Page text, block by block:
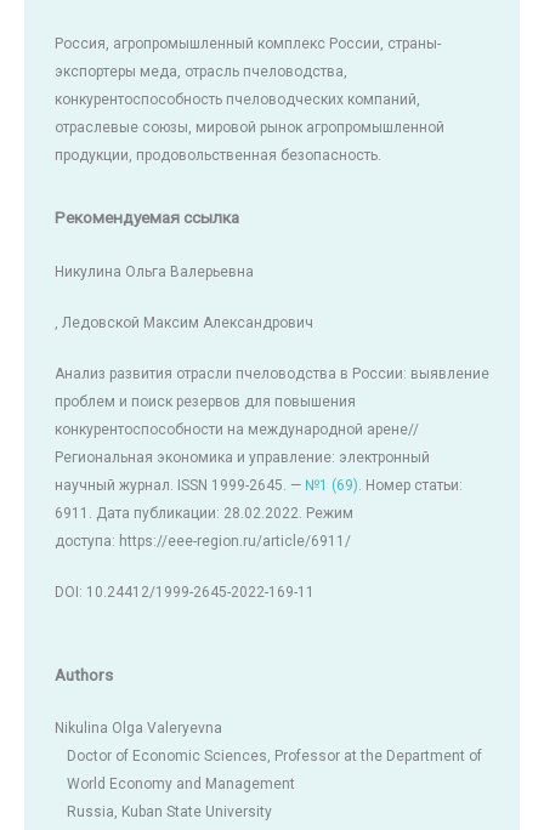
Россия, агропромышленный комплекс России, страны-
экспортеры меда, отрасль пчеловодства,
конкурентоспособность пчеловодческих компаний,
отраслевые союзы, мировой рынок агропромышленной
продукции, продовольственная безопасность.
Рекомендуемая ссылка
Никулина Ольга Валерьевна
, Ледовской Максим Александрович
Анализ развития отрасли пчеловодства в России: выявление
проблем и поиск резервов для повышения
конкурентоспособности на международной арене//
Региональная экономика и управление: электронный
научный журнал. ISSN 1999-2645. — №1 (69). Номер статьи:
6911. Дата публикации: 28.02.2022. Режим
доступа: https://eee-region.ru/article/6911/
DOI: 10.24412/1999-2645-2022-169-11
Authors
Nikulina Olga Valeryevna
Doctor of Economic Sciences, Professor at the Department of
World Economy and Management
Russia, Kuban State University